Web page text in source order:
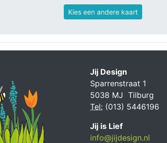
Kies een andere kaart
Jij Design
Sparrenstraat 1
5038 MJ Tilburg
Tel: (013) 5446196
Jij is Lief
info@jijdesign.nl